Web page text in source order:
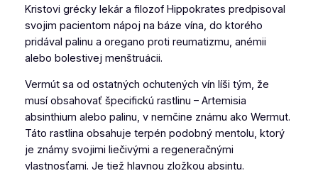
Kristovi grécky lekár a filozof Hippokrates predpisoval
svojim pacientom nápoj na báze vína, do ktorého
pridával palinu a oregano proti reumatizmu, anémii
alebo bolestivej menštruácii.
Vermút sa od ostatných ochutených vín líši tým, že
musí obsahovať špecifickú rastlinu – Artemisia
absinthium alebo palinu, v nemčine známu ako Wermut.
Táto rastlina obsahuje terpén podobný mentolu, ktorý
je známy svojimi liečivými a regeneračnými
vlastnosťami. Je tiež hlavnou zložkou absintu.